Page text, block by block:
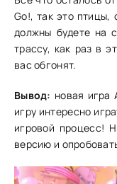
Go!, так это птицы,
должны будете на
трассу, как раз в
вас обгонят.
Вывод: новая игра
игру интересно
игровой процесс!
версию и